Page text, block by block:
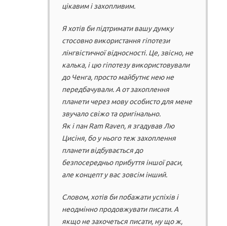
цікавим і захопливим.
Я хотів би підтримати вашу думку
стосовно використання гіпотези
лінгвістичної відносності. Це, звісно, не
калька, і цю гіпотезу використовували
до Ченга, просто майбутнє нею не
передбачували. А от захоплення
планети через мову особисто для мене
звучало свіжо та оригінально.
Як і пан Ram Raven, я згадував Лю
Цисіня, бо у нього теж захоплення
планети відбувається до
безпосередньо прибуття іншої раси,
але концепт у вас зовсім інший.
Словом, хотів би побажати успіхів і
неодмінно продовжувати писати. А
якщо не захочеться писати, ну що ж,